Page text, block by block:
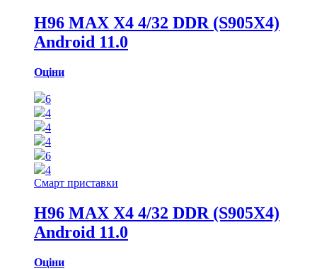
H96 MAX X4 4/32 DDR (S905X4)
Android 11.0
Оціни
6
4
4
4
6
4
Смарт приставки
H96 MAX X4 4/32 DDR (S905X4)
Android 11.0
Оціни